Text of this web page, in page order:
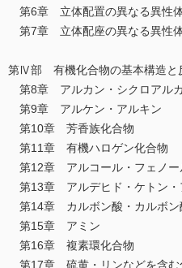
第6章 立体配置の異なる異性
第7章 立体配座の異なる異性
第Ⅳ部 有機化合物の基本構造と
第8章 アルカン・シクロアル
第9章 アルケン・アルキン
第10章 芳香族化合物
第11章 有機ハロゲン化合物
第12章 アルコール・フェノー
第13章 アルデヒド・ケトン・
第14章 カルボン酸・カルボン
第15章 アミン
第16章 複素環化合物
第17章 硫黄・リンなどを含む